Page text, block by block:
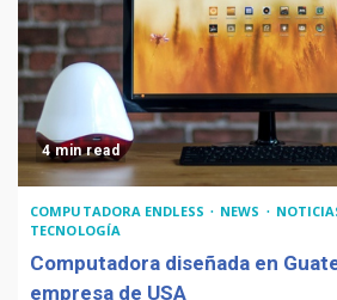
4 min read
COMPUTADORA ENDLESS NEWS
TECNOLOGÍA
Computadora diseñada en
empresa de USA